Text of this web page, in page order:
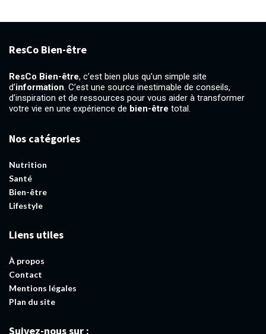
ResCo Bien-être
ResCo Bien-être, c’est bien plus qu’un simple site
d’information. C’est une source inestimable de conseils,
d’inspiration et de ressources pour vous aider à transformer
votre vie en une expérience de bien-être total.
Nos catégories
Nutrition
Santé
Bien-être
Lifestyle
Liens utiles
À propos
Contact
Mentions légales
Plan du site
Suivez-nous sur :